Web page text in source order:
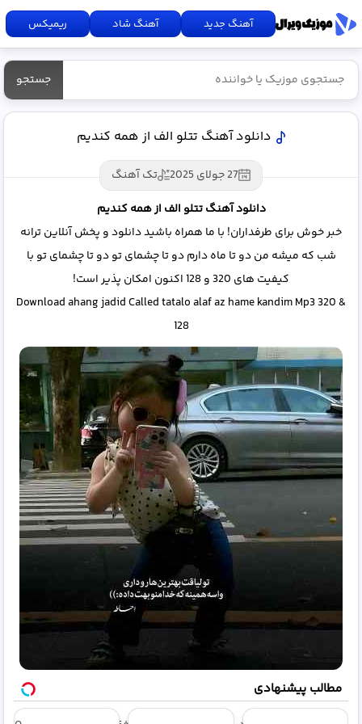
آهنگ جدید آهنگ شاد ریمیکس
جستجو
دانلود آهنگ تتلو الف از همه کندیم
27 جولای 2025
تک آهنگ
دانلود آهنگ تتلو الف از همه کندیم
خبر خوش برای طرفداران! با ما همراه باشید دانلود و پخش آنلاین ترانه
شب که میشه من دو تا ماه دارم دو تا چشمای تو دو تا چشمای تو با
کیفیت های 320 و 128 اکنون امکان پذیر است!
Download ahang jadid Called tatalo alaf az hame kandim Mp3 320 &
128
مطالب پیشنهادی